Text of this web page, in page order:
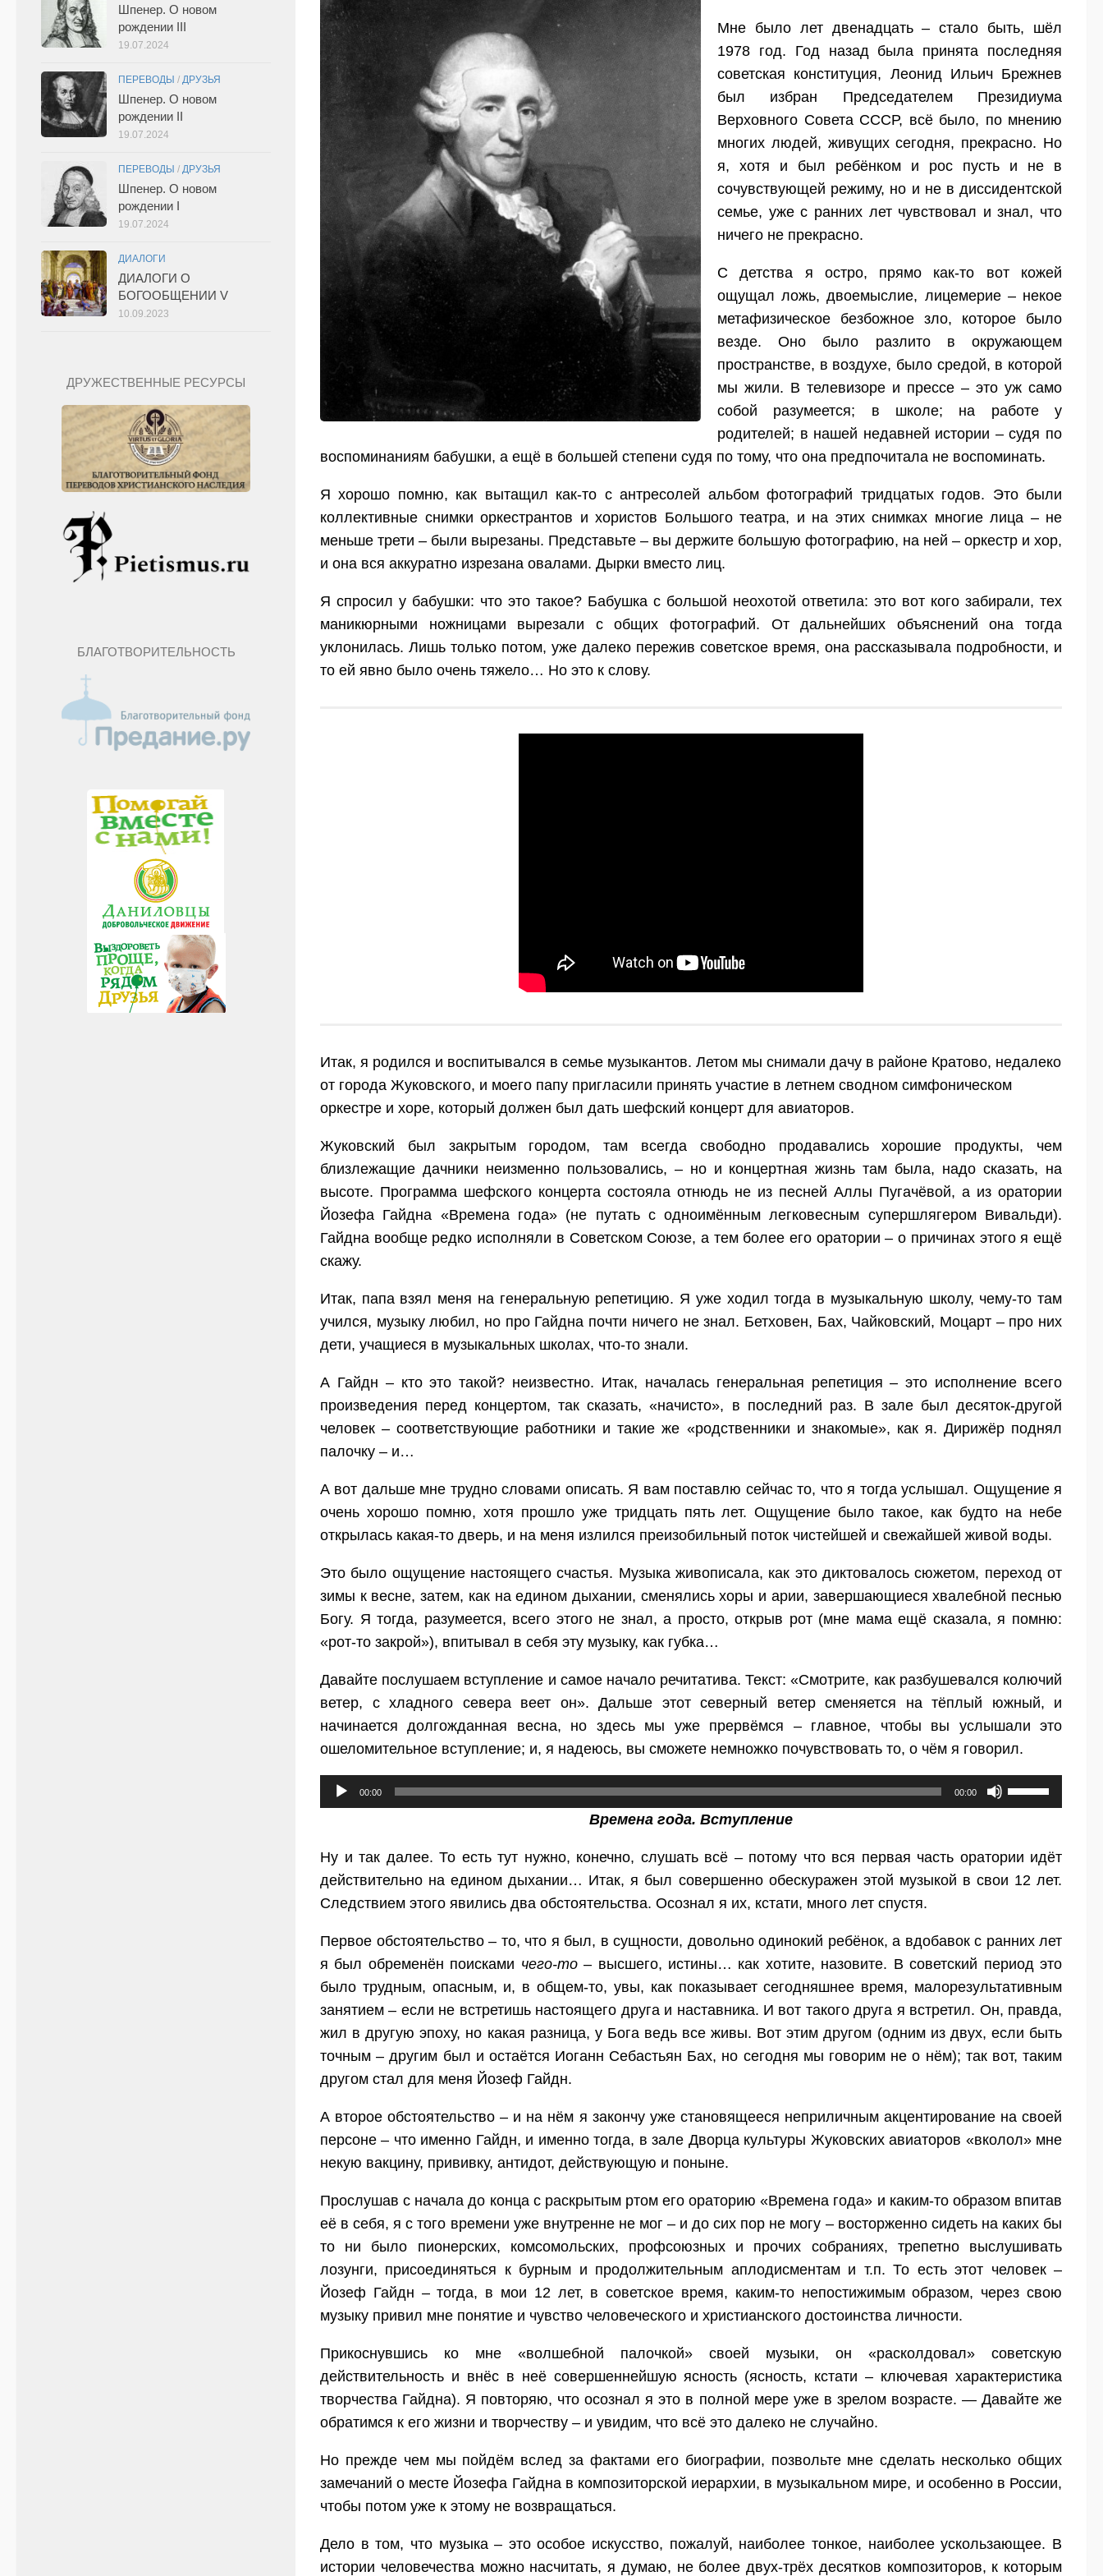
Мне было лет двенадцать – стало быть, шёл
1978 год. Год назад была принята последняя
советская конституция, Леонид Ильич Брежнев
был избран Председателем Президиума
Верховного Совета СССР, всё было, по мнению
многих людей, живущих сегодня, прекрасно. Но
я, хотя и был ребёнком и рос пусть и не в
сочувствующей режиму, но и не в диссидентской
семье, уже с ранних лет чувствовал и знал, что
ничего не прекрасно.
С детства я остро, прямо как-то вот кожей
ощущал ложь, двоемыслие, лицемерие – некое
метафизическое безбожное зло, которое было
везде. Оно было разлито в окружающем
пространстве, в воздухе, было средой, в которой
мы жили. В телевизоре и прессе – это уж само
собой разумеется; в школе; на работе у
родителей; в нашей недавней истории – судя по
воспоминаниям бабушки, а ещё в большей степени судя по тому, что она предпочитала не воспоминать.
Я хорошо помню, как вытащил как-то с антресолей альбом фотографий тридцатых годов. Это были
коллективные снимки оркестрантов и хористов Большого театра, и на этих снимках многие лица – не
меньше трети – были вырезаны. Представьте – вы держите большую фотографию, на ней – оркестр и хор,
и она вся аккуратно изрезана овалами. Дырки вместо лиц.
Я спросил у бабушки: что это такое? Бабушка с большой неохотой ответила: это вот кого забирали, тех
маникюрными ножницами вырезали с общих фотографий. От дальнейших объяснений она тогда
уклонилась. Лишь только потом, уже далеко пережив советское время, она рассказывала подробности, и
то ей явно было очень тяжело… Но это к слову.
Итак, я родился и воспитывался в семье музыкантов. Летом мы снимали дачу в районе Кратово, недалеко
от города Жуковского, и моего папу пригласили принять участие в летнем сводном симфоническом
оркестре и хоре, который должен был дать шефский концерт для авиаторов.
Жуковский был закрытым городом, там всегда свободно продавались хорошие продукты, чем
близлежащие дачники неизменно пользовались, – но и концертная жизнь там была, надо сказать, на
высоте. Программа шефского концерта состояла отнюдь не из песней Аллы Пугачёвой, а из оратории
Йозефа Гайдна «Времена года» (не путать с одноимённым легковесным супершлягером Вивальди).
Гайдна вообще редко исполняли в Советском Союзе, а тем более его оратории – о причинах этого я ещё
скажу.
Итак, папа взял меня на генеральную репетицию. Я уже ходил тогда в музыкальную школу, чему-то там
учился, музыку любил, но про Гайдна почти ничего не знал. Бетховен, Бах, Чайковский, Моцарт – про них
дети, учащиеся в музыкальных школах, что-то знали.
А Гайдн – кто это такой? неизвестно. Итак, началась генеральная репетиция – это исполнение всего
произведения перед концертом, так сказать, «начисто», в последний раз. В зале был десяток-другой
человек – соответствующие работники и такие же «родственники и знакомые», как я. Дирижёр поднял
палочку – и…
А вот дальше мне трудно словами описать. Я вам поставлю сейчас то, что я тогда услышал. Ощущение я
очень хорошо помню, хотя прошло уже тридцать пять лет. Ощущение было такое, как будто на небе
открылась какая-то дверь, и на меня излился преизобильный поток чистейшей и свежайшей живой воды.
Это было ощущение настоящего счастья. Музыка живописала, как это диктовалось сюжетом, переход от
зимы к весне, затем, как на едином дыхании, сменялись хоры и арии, завершающиеся хвалебной песнью
Богу. Я тогда, разумеется, всего этого не знал, а просто, открыв рот (мне мама ещё сказала, я помню:
«рот-то закрой»), впитывал в себя эту музыку, как губка…
Давайте послушаем вступление и самое начало речитатива. Текст: «Смотрите, как разбушевался колючий
ветер, с хладного севера веет он». Дальше этот северный ветер сменяется на тёплый южный, и
начинается долгожданная весна, но здесь мы уже прервёмся – главное, чтобы вы услышали это
ошеломительное вступление; и, я надеюсь, вы сможете немножко почувствовать то, о чём я говорил.
Аудиоплеер
00:00 00:00
Используйте
клавиши
вниз,
чтобы
уменьшить
громкость.
Времена года. Вступление
Ну и так далее. То есть тут нужно, конечно, слушать всё – потому что вся первая часть оратории идёт
действительно на едином дыхании… Итак, я был совершенно обескуражен этой музыкой в свои 12 лет.
Следствием этого явились два обстоятельства. Осознал я их, кстати, много лет спустя.
Первое обстоятельство – то, что я был, в сущности, довольно одинокий ребёнок, а вдобавок с ранних лет
я был обременён поисками чего-то– высшего, истины… как хотите, назовите. В советский период это
было трудным, опасным, и, в общем-то, увы, как показывает сегодняшнее время, малорезультативным
занятием – если не встретишь настоящего друга и наставника. И вот такого друга я встретил. Он, правда,
жил в другую эпоху, но какая разница, у Бога ведь все живы. Вот этим другом (одним из двух, если быть
точным – другим был и остаётся Иоганн Себастьян Бах, но сегодня мы говорим не о нём); так вот, таким
другом стал для меня Йозеф Гайдн.
А второе обстоятельство – и на нём я закончу уже становящееся неприличным акцентирование на своей
персоне – что именно Гайдн, и именно тогда, в зале Дворца культуры Жуковских авиаторов «вколол» мне
некую вакцину, прививку, антидот, действующую и поныне.
Прослушав с начала до конца с раскрытым ртом его ораторию «Времена года» и каким-то образом впитав
её в себя, я с того времени уже внутренне не мог – и до сих пор не могу – восторженно сидеть на каких бы
то ни было пионерских, комсомольских, профсоюзных и прочих собраниях, трепетно выслушивать
лозунги, присоединяться к бурным и продолжительным аплодисментам и т.п. То есть этот человек –
Йозеф Гайдн – тогда, в мои 12 лет, в советское время, каким-то непостижимым образом, через свою
музыку привил мне понятие и чувство человеческого и христианского достоинства личности.
Прикоснувшись ко мне «волшебной палочкой» своей музыки, он «расколдовал» советскую
действительность и внёс в неё совершеннейшую ясность (ясность, кстати – ключевая характеристика
творчества Гайдна). Я повторяю, что осознал я это в полной мере уже в зрелом возрасте. — Давайте же
обратимся к его жизни и творчеству – и увидим, что всё это далеко не случайно.
Но прежде чем мы пойдём вслед за фактами его биографии, позвольте мне сделать несколько общих
замечаний о месте Йозефа Гайдна в композиторской иерархии, в музыкальном мире, и особенно в России,
чтобы потом уже к этому не возвращаться.
Дело в том, что музыка – это особое искусство, пожалуй, наиболее тонкое, наиболее ускользающее. В
истории человечества можно насчитать, я думаю, не более двух-трёх десятков композиторов, к которым
Шпенер. О новом
рождении III
19.07.2024
ПЕРЕВОДЫ / ДРУЗЬЯ
Шпенер. О новом
рождении II
19.07.2024
ПЕРЕВОДЫ / ДРУЗЬЯ
Шпенер. О новом
рождении I
19.07.2024
ДИАЛОГИ
ДИАЛОГИ О
БОГООБЩЕНИИ V
10.09.2023
ДРУЖЕСТВЕННЫЕ РЕСУРСЫ
БЛАГОТВОРИТЕЛЬНОСТЬ